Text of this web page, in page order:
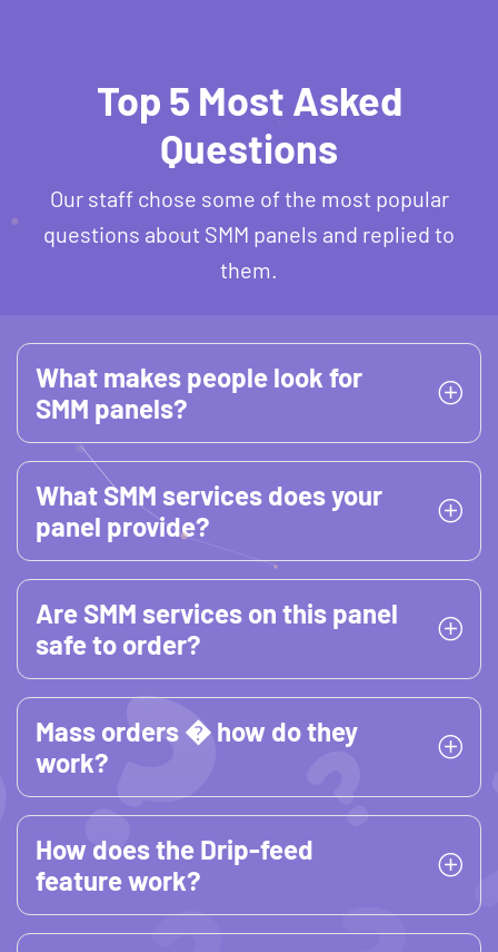
Top 5 Most Asked
Questions
Our staff chose some of the most popular
questions about SMM panels and replied to
them.
What makes people look for
SMM panels?
What SMM services does your
panel provide?
Are SMM services on this panel
safe to order?
Mass orders � how do they
work?
How does the Drip-feed
feature work?